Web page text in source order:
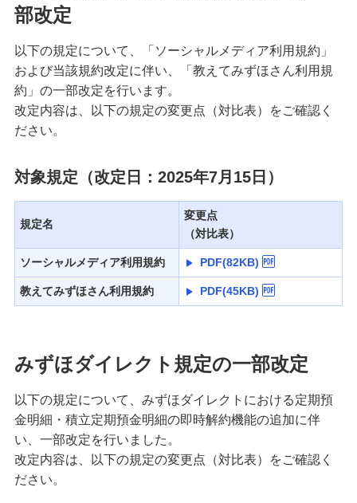
部改定
以下の規定について、「ソーシャルメディア利用規約」
および当該規約改定に伴い、「教えてみずほさん利用規
約」の一部改定を行います。
改定内容は、以下の規定の変更点（対比表）をご確認く
ださい。
対象規定（改定日：2025年7月15日）
規定名
変更点
（対比表）
ソーシャルメディア利用規約 PDF(82KB)
教えてみずほさん利用規約 PDF(45KB)
みずほダイレクト規定の一部改定
以下の規定について、みずほダイレクトにおける定期預
金明細・積立定期預金明細の即時解約機能の追加に伴
い、一部改定を行いました。
改定内容は、以下の規定の変更点（対比表）をご確認く
ださい。